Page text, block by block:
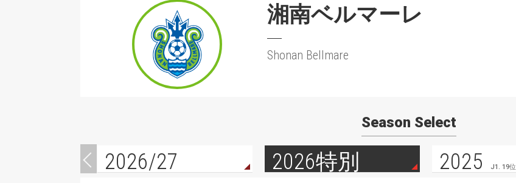
湘南ベルマーレ
Shonan Bellmare
Season Select
2026/27 2026特別 2025 J1. 19位